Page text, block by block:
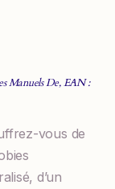
Manuels De, EAN :
vous de
d’un